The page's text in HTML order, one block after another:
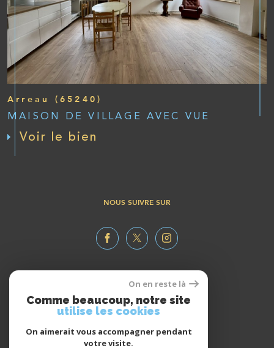
Arreau (65240)
MAISON DE VILLAGE AVEC VUE
Voir le bien
NOUS SUIVRE SUR
ESPACE
propriétaire
Se connecter
On en reste là
Comme beaucoup, notre site
utilise les cookies
On aimerait vous accompagner pendant
votre visite.